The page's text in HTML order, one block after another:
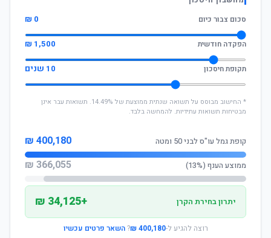
סכום צבור כיום
0 ₪
הפקדה חודשית 1,500 ₪
תקופת חיסכון 10 שנים
* החישוב מבוסס על תשואה שנתית ממוצעת של 14.49%. תשואות עבר אינן
מבטיחות תשואות עתידיות. להמחשה בלבד.
קופת גמל עו"ס לבני 50 ומטה 400,180 ₪
ממוצע הענף (13%) 366,055 ₪
יתרון בחירת הקרן +34,125 ₪
רוצה להגיע ל-400,180 ₪
?השאר פרטים עכשיו